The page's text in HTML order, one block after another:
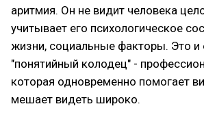
аритмия. Он не видит человека
учитывает его психологическое
жизни, социальные факторы. Это и
"понятийный колодец" -
которая одновременно помогает
мешает видеть широко.